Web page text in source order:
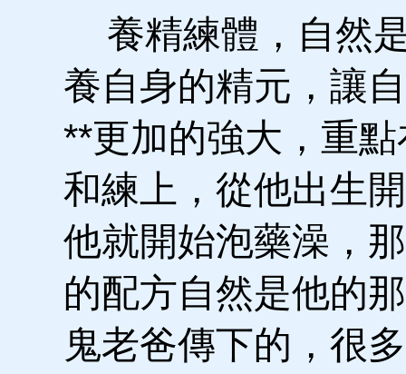
養精練體，自然
養自身的精元，讓
**更加的強大，重
和練上，從他出生
他就開始泡藥澡，
的配方自然是他的
鬼老爸傳下的，很